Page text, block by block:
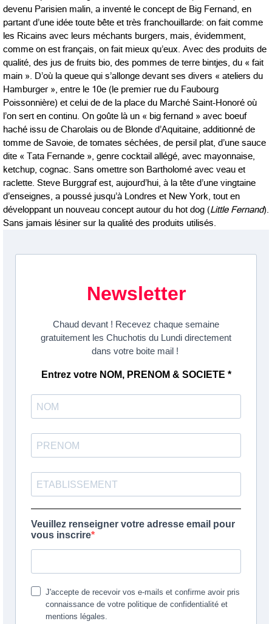
devenu Parisien malin, a inventé le concept de Big Fernand, en
partant d’une idée toute bête et très franchouillarde: on fait comme
les Ricains avec leurs méchants burgers, mais, évidemment,
comme on est français, on fait mieux qu’eux. Avec des produits de
qualité, des jus de fruits bio, des pommes de terre bintjes, du « fait
main ». D’où la queue qui s’allonge devant ses divers « ateliers du
Hamburger », entre le 10e (le premier rue du Faubourg
Poissonnière) et celui de de la place du Marché Saint-Honoré où
l’on sert en continu. On goûte là un « big fernand » avec boeuf
haché issu de Charolais ou de Blonde d’Aquitaine, additionné de
tomme de Savoie, de tomates séchées, de persil plat, d’une sauce
dite « Tata Fernande », genre cocktail allégé, avec mayonnaise,
ketchup, cognac. Sans omettre son Bartholomé avec veau et
raclette. Steve Burggraf est, aujourd’hui, à la tête d’une vingtaine
d’enseignes, a poussé jusqu’à Londres et New York, tout en
développant un nouveau concept autour du hot dog (Little Fernand).
Sans jamais lésiner sur la qualité des produits utilisés.